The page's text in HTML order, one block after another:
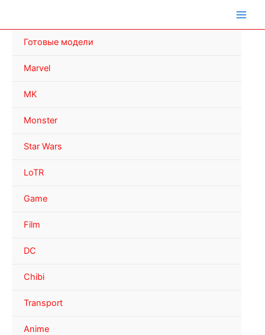
Готовые модели
Marvel
MK
Monster
Star Wars
LoTR
Game
Film
DC
Chibi
Transport
Anime